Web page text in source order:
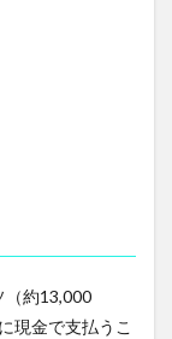
（約13,000
現金で支払うこ